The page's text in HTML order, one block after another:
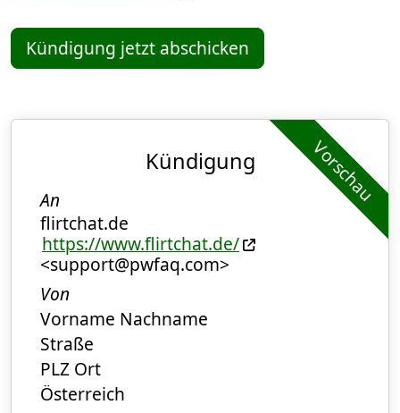
Kündigung jetzt abschicken
Vorschau
Kündigung
An
flirtchat.de
https://www.flirtchat.de/
<support@pwfaq.com>
Von
Vorname Nachname
Straße
PLZ Ort
Österreich